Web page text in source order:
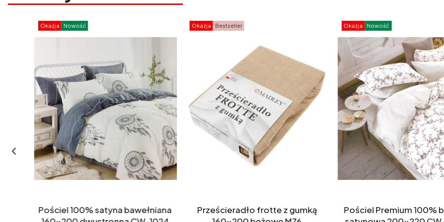
Okazja Nowość
Pościel 100% satyna bawełniana
Okazja Bestseller
Prześcieradło frotte z gumką
Okazja Nowość
Pościel Premium 100%